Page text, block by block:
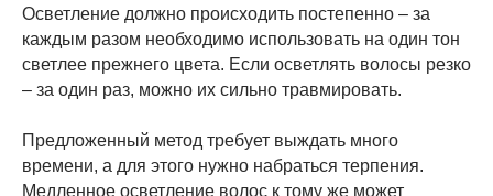
Осветление должно происходить постепенно – за
каждым разом необходимо использовать на один тон
светлее прежнего цвета. Если осветлять волосы резко
– за один раз, можно их сильно травмировать.
Предложенный метод требует выждать много
времени, а для этого нужно набраться терпения.
Медленное осветление волос к тому же может